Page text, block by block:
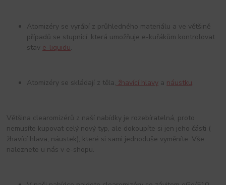
Atomizéry se vyrábí z průhledného materiálu a ve většině
případů se stupnicí, která umožňuje e-kuřákům kontrolovat
stav e-liquidu.
Atomizéry se skládají z těla, žhavící hlavy a náustku.
Většina clearomizérů z naší nabídky je rozebíratelná, proto
nemusíte kupovat celý nový typ, ale dokoupíte si jen jeho části (
žhavící hlava, náustek), které si sami jednoduše vyměníte. Vše
naleznete u nás v e-shopu.